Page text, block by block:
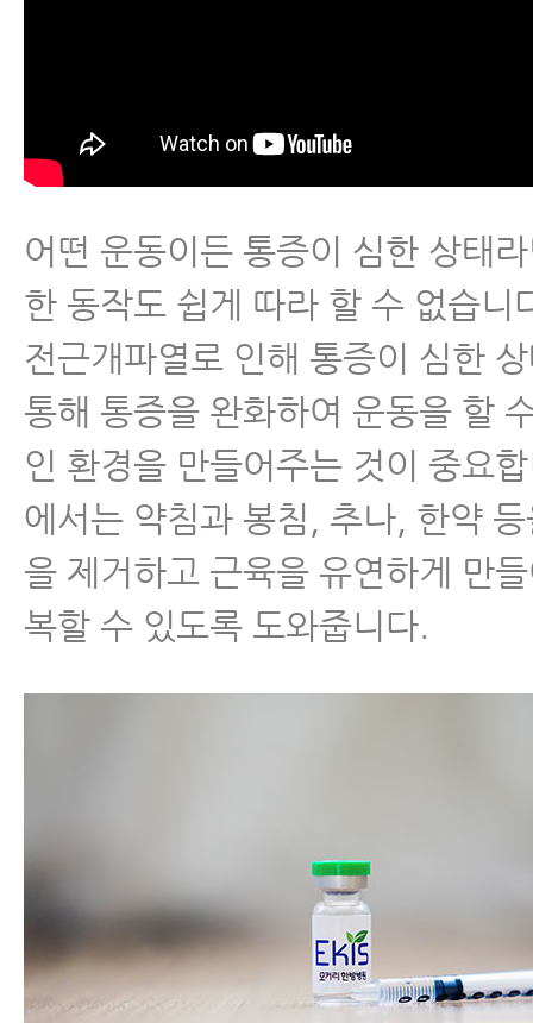
어떤 운동이든 통증이 심한 상태
한 동작도 쉽게 따라 할 수 없습니
전근개파열로 인해 통증이 심한
통해 통증을 완화하여 운동을 할
인 환경을 만들어주는 것이 중요
에서는 약침과 봉침, 추나, 한약
을 제거하고 근육을 유연하게 만
복할 수 있도록 도와줍니다.